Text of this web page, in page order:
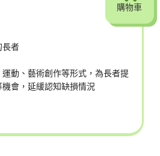
者
動、藝術創作等形式，為長者提
會，延緩認知缺損情況
購物車